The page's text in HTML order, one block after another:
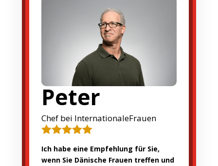
Peter
Chef bei InternationaleFrauen

Ich habe eine Empfehlung für Sie,
wenn Sie Dänische Frauen treffen und